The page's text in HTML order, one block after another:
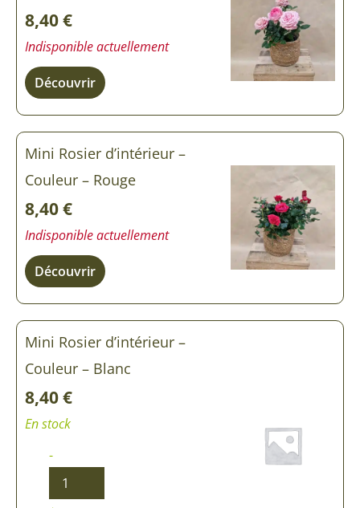
8,40€
Indisponible actuellement
Découvrir
Mini Rosier d’intérieur –
Couleur – Rouge
8,40€
Indisponible actuellement
Découvrir
Mini Rosier d’intérieur –
Couleur – Blanc
8,40€
En stock
-